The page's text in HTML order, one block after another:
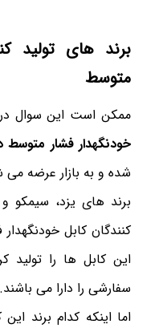
برند های تولید
متوسط
ممکن است این سوال
خودنگهدار فشار متوسط
شده و به بازار عرضه می
برند های یزد، سیمکو
کنندگان کابل
این کابل ها را تولید
سفارشی را دارا می باشند.
اما اینکه کدام برند